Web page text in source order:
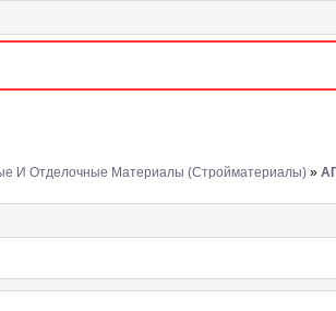
И Отделочные Материалы (Стройматериалы) »